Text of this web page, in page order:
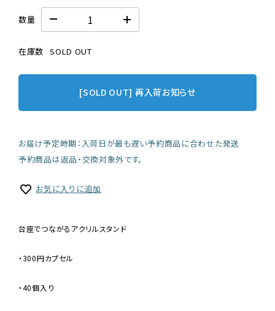
数量
在庫数 SOLD OUT
[SOLD OUT] 再入荷お知らせ
お届け予定時期：入荷日が最も遅い予約商品に合わせた発送
予約商品は返品・交換対象外です。
お気に入りに追加
台座でつながるアクリルスタンド
・300円カプセル
・40個入り